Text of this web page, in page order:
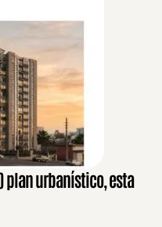
plan urbanístico, esta